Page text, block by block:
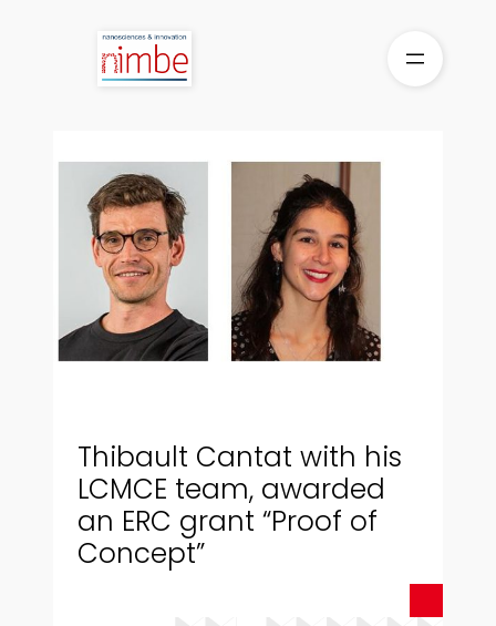
Thibault Cantat with his
LCMCE team, awarded
an ERC grant “Proof of
Concept”